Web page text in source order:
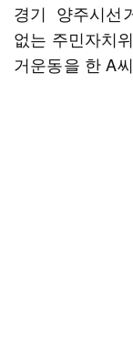
경기 양주시선
없는 주민자치
거운동을 한 A